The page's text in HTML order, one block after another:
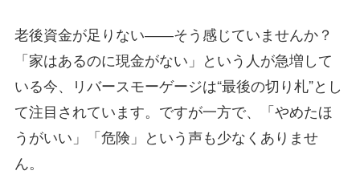
老後資金が足りない――そう感じていませんか？
「家はあるのに現金がない」という人が急増して
いる今、リバースモーゲージは“最後の切り札”とし
て注目されています。ですが一方で、「やめたほ
うがいい」「危険」という声も少なくありませ
ん。